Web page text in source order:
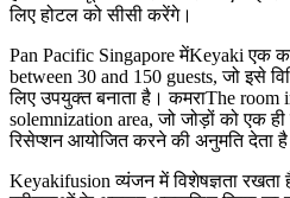
लिए होटल को सीसी करेंगे।
Pan Pacific Singapore मेंKeyaki एक
between 30 and 150 guests, जो इसे
लिए उपयुक्त बनाता है। कमराThe room
solemnization area, जो जोड़ों को एक ही
रिसेप्शन आयोजित करने की अनुमति देता
Keyakifusion व्यंजन में विशेषज्ञता